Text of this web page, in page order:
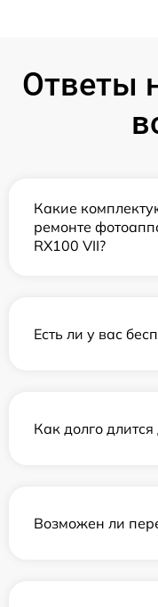
Ответы
Какие
ремонте
RX100 VII?
Есть ли у вас
Как долго
Возможен ли